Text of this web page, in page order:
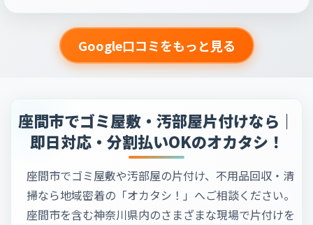
Google口コミをもっと見る
座間市でゴミ屋敷・汚部屋片付けなら｜
即日対応・分割払いOKのオカタシ！
座間市でゴミ屋敷や汚部屋の片付け、不用品回収・清
掃なら地域密着の「オカタシ！」へご相談ください。
座間市を含む神奈川県内のさまざまな現場で片付けを